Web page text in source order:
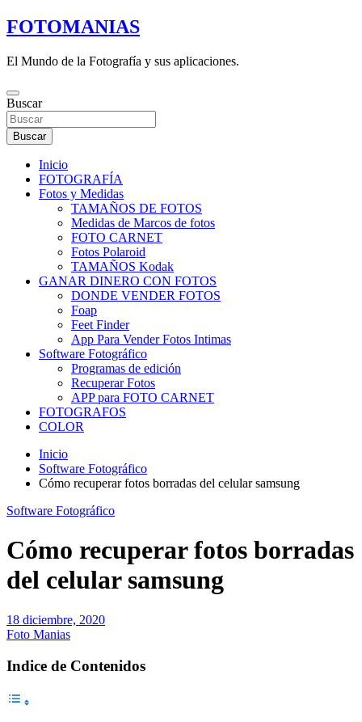
Saltar
al
FOTOMANIAS
El Mundo de la Fotografía y sus aplicaciones.
Buscar
Buscar
Inicio
FOTOGRAFÍA
Fotos y Medidas
TAMAÑOS DE FOTOS
Medidas de Marcos de fotos
FOTO CARNET
Fotos Polaroid
TAMAÑOS Kodak
GANAR DINERO CON FOTOS
DONDE VENDER FOTOS
Foap
Feet Finder
App Para Vender Fotos Intimas
Software Fotográfico
Programas de edición
Recuperar Fotos
APP para FOTO CARNET
FOTOGRAFOS
COLOR
Inicio
Software Fotográfico
Cómo recuperar fotos borradas del celular samsung
Software Fotográfico
Cómo recuperar fotos borradas
del celular samsung
18 diciembre, 2020
Foto Manias
Indice de Contenidos